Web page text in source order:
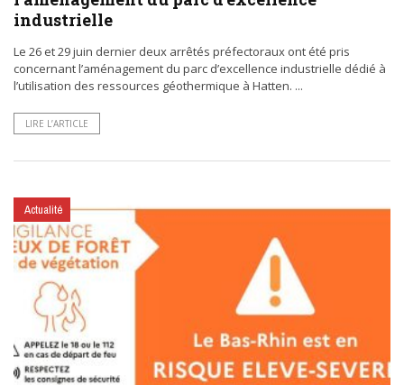
industrielle
Le 26 et 29 juin dernier deux arrêtés préfectoraux ont été pris
concernant l’aménagement du parc d’excellence industrielle dédié à
l’utilisation des ressources géothermique à Hatten. ...
LIRE L’ARTICLE
Actualité